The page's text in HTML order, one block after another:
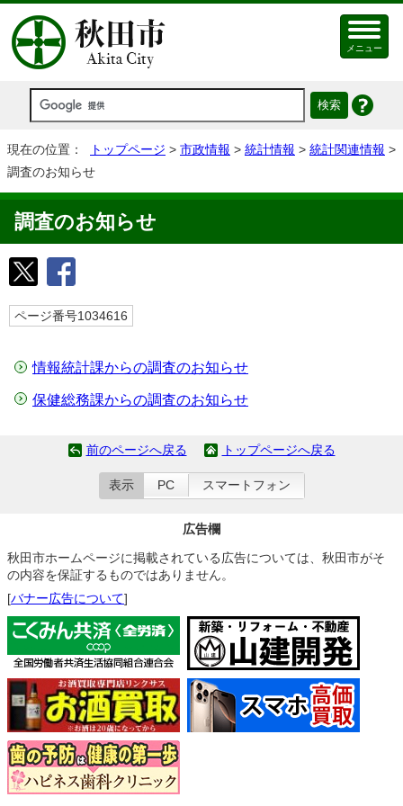
メニュー
現在の位置： トップページ > 市政情報 > 統計情報 > 統計関連情報 >
調査のお知らせ
調査のお知らせ
ページ番号1034616
情報統計課からの調査のお知らせ
保健総務課からの調査のお知らせ
前のページへ戻る トップページへ戻る
表示 PC スマートフォン
広告欄
秋田市ホームページに掲載されている広告については、秋田市がそ
の内容を保証するものではありません。
[バナー広告について]